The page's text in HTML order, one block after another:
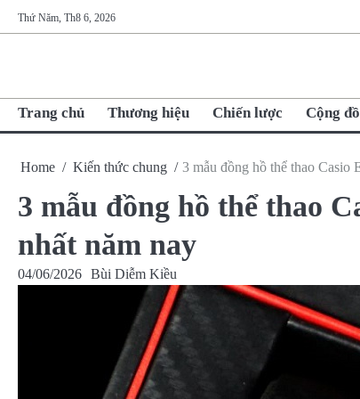
to
Thứ Năm, Th8 6, 2026
Trang chủ Thương hiệu Chiến lược Cộng
Home Kiến thức chung 3 mẫu đồng hồ thể thao Casio
3 mẫu đồng hồ thể thao
nhất năm nay
04/06/2026 Bùi Diễm Kiều